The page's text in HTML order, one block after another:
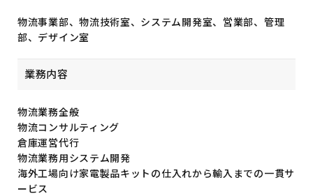
物流事業部、物流技術室、システム開発室、営業部、管理
部、デザイン室
業務内容
物流業務全般
物流コンサルティング
倉庫運営代行
物流業務用システム開発
海外工場向け家電製品キットの仕入れから輸入までの一貫サ
ービス